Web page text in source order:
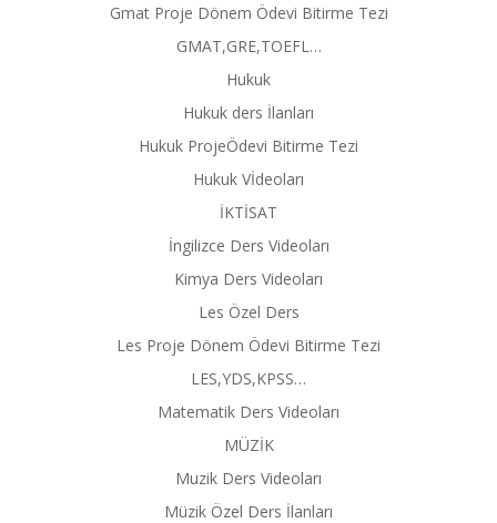
Gmat Proje Dönem Ödevi Bitirme Tezi
GMAT,GRE,TOEFL…
Hukuk
Hukuk ders İlanları
Hukuk ProjeÖdevi Bitirme Tezi
Hukuk Vİdeoları
İKTİSAT
İngilizce Ders Videoları
Kimya Ders Videoları
Les Özel Ders
Les Proje Dönem Ödevi Bitirme Tezi
LES,YDS,KPSS…
Matematik Ders Videoları
MÜZİK
Muzik Ders Videoları
Müzik Özel Ders İlanları